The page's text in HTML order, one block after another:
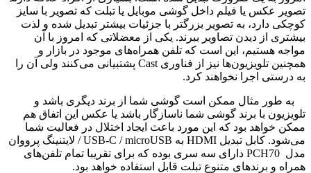
تصویر عکس یا فیلم داخل گوشی موبایل یا تبلت که تصویر با سایز
کوچکی دارد، به تصویر بزرگتر با جزئیات بیشتر تبدیل شده و لذت
بیشتری از دیدن تصاویر ببرند. یکی از معضلاتی که امروز با آن
مواجه هستیم، این است که تلفن همراه‌های موجود در بازار و
همچنین تلویزیون‌ها نیز از فناوری Cast پشتبیانی می‌کنند ولی آن را
به درستی اجرا نخواهند کرد.
به طور مثال ممکن است گوشی شما از برند دیگری باشد و
تلویزیون با برند گوشی شما ناسازگار باشد یا عکس این اتفاق هم
ممکن خواهد بود که این مورد باعث ایجاد اختلال در فعالیت شما
می‌شود. کابل تبدیل HDMI به USB-C / microUSB / لایتنینگ پرووان
مدل PCH70 دارای سه سری بوده که برای تقریبا تمام تلفن‌های
همراه و برندهای متنوع تبلت قابل استفاده خواهد بود.